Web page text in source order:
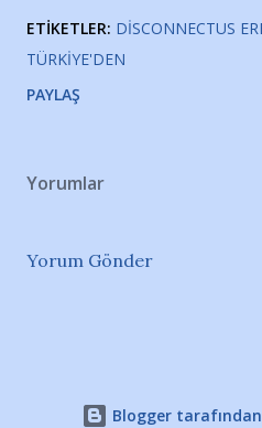
ETIKETLER: DISCONNECTUS
TÜRKIYE'DEN
PAYLAŞ
Yorumlar
Yorum Gönder
Blogger